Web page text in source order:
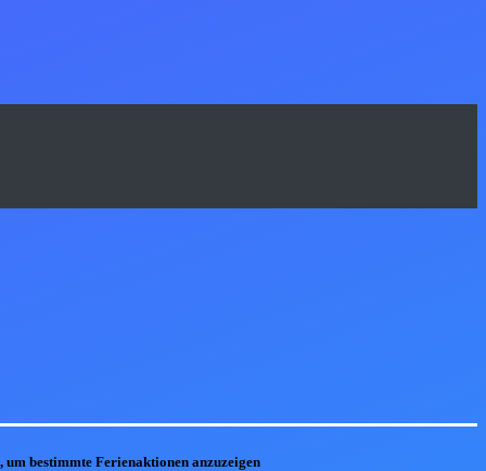
um bestimmte Ferienaktionen anzuzeigen